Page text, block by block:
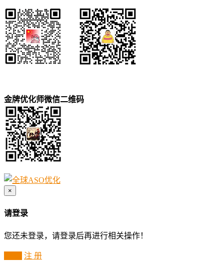
金牌优化师微信二维码
×
请登录
您还未登录，请登录后再进行相关操作！
注 册